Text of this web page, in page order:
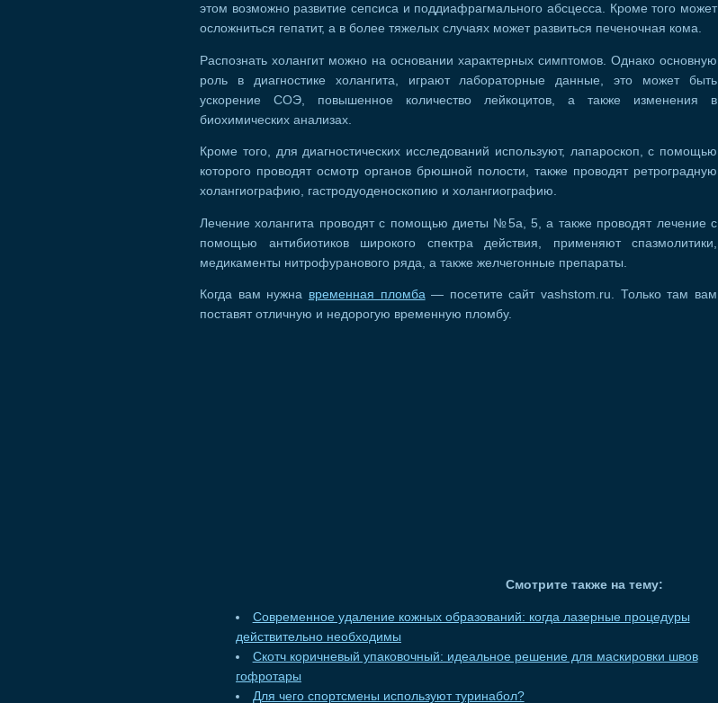
этом возможно развитие сепсиса и поддиафрагмального абсцесса. Кроме того может
осложниться гепатит, а в более тяжелых случаях может развиться печеночная кома.
Распознать холангит можно на основании характерных симптомов. Однако основную
роль в диагностике холангита, играют лабораторные данные, это может быть
ускорение СОЭ, повышенное количество лейкоцитов, а также изменения в
биохимических анализах.
Кроме того, для диагностических исследований используют, лапароскоп, с помощью
которого проводят осмотр органов брюшной полости, также проводят ретроградную
холангиографию, гастродуоденоскопию и холангиографию.
Лечение холангита проводят с помощью диеты №5а, 5, а также проводят лечение с
помощью антибиотиков широкого спектра действия, применяют спазмолитики,
медикаменты нитрофуранового ряда, а также желчегонные препараты.
Когда вам нужна временная пломба— посетите сайт vashstom.ru. Только там вам
поставят отличную и недорогую временную пломбу.
Смотрите также на тему:
Современное удаление кожных образований: когда лазерные процедуры
действительно необходимы
Скотч коричневый упаковочный: идеальное решение для маскировки швов
гофротары
Для чего спортсмены используют туринабол?